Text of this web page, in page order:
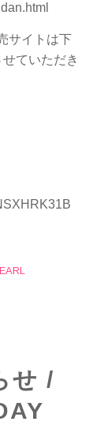
サイトは下
ていただき
せ /